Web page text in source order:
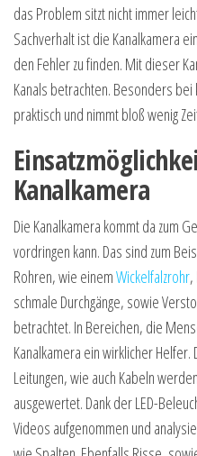
das Problem sitzt nicht immer
Sachverhalt ist die Kanalkamera
den Fehler zu finden. Mit dieser
Kanals betrachten. Besonders
praktisch und nimmt bloß wenig
Kanalkamera
Die Kanalkamera kommt da zum
vordringen kann. Das sind zum
Rohren, wie einemWickelfalzrohr,
schmale Durchgänge, sowie
betrachtet. In Bereichen, die
Kanalkamera ein wirklicher
Leitungen, wie auch Kabeln
ausgewertet. Dank der LED-
Videos aufgenommen und